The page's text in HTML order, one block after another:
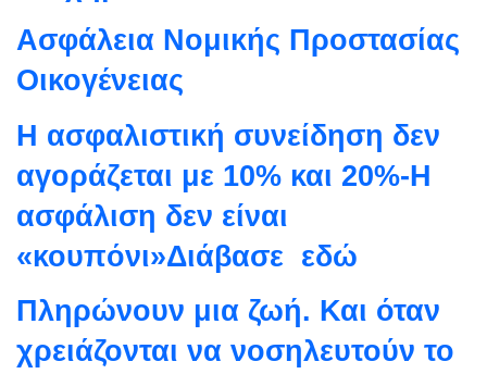
Ασφάλεια Noμικής Προστασίας
Οικογένειας
Η ασφαλιστική συνείδηση δεν
αγοράζεται με 10% και 20%-Η
ασφάλιση δεν είναι
«κουπόνι»Διάβασε εδώ
Πληρώνουν μια ζωή. Και όταν
χρειάζονται να νοσηλευτούν το